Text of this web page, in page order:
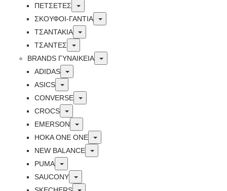
ΠΕΤΣΈΤΕΣ
Toggle
ΣΚΟΥΦΟΙ-ΓΑΝΤΙΑ
Toggle
ΤΣΑΝΤΑΚΙΑ
Toggle
ΤΣΑΝΤΕΣ
Toggle
BRANDS ΓΥΝΑΙΚΕΊΑ
Toggle
ADIDAS
Toggle
ASICS
Toggle
CONVERSE
Toggle
CROCS
Toggle
EMERSON
Toggle
HOKA ONE ONE
Toggle
NEW BALANCE
Toggle
PUMA
Toggle
SAUCONY
Toggle
Toggle